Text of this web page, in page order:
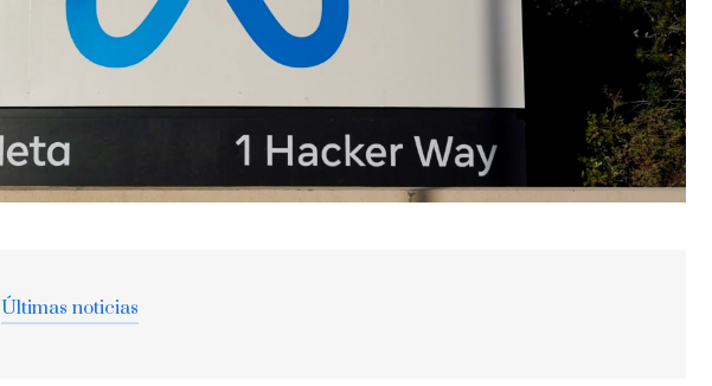
Últimas noticias